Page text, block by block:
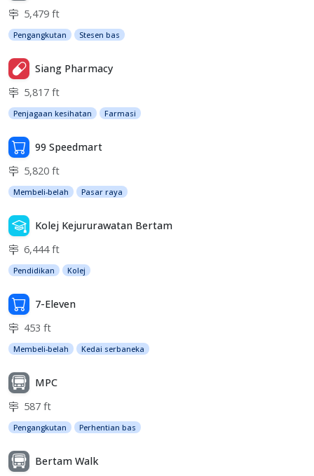
5,479 ft
Pengangkutan Stesen bas
Siang Pharmacy
5,817 ft
Penjagaan kesihatan Farmasi
99 Speedmart
5,820 ft
Membeli-belah Pasar raya
Kolej Kejururawatan Bertam
6,444 ft
Pendidikan Kolej
7-Eleven
453 ft
Membeli-belah Kedai serbaneka
MPC
587 ft
Pengangkutan Perhentian bas
Bertam Walk